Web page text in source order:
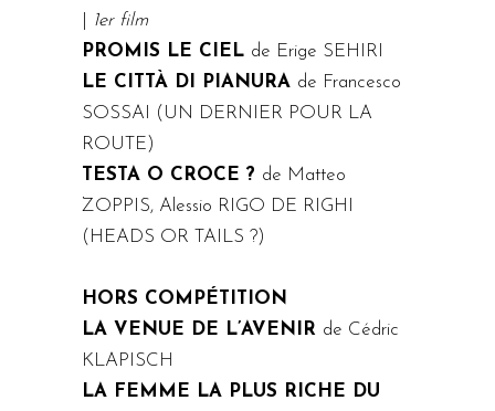
1er film
PROMIS LE CIEL de Erige SEHIRI
LE CITTÀ DI PIANURA de Francesco
SOSSAI (UN DERNIER POUR LA
ROUTE)
TESTA O CROCE ? de Matteo
ZOPPIS, Alessio RIGO DE RIGHI
(HEADS OR TAILS ?)
HORS COMPÉTITION
LA VENUE DE L’AVENIR de Cédric
KLAPISCH
LA FEMME LA PLUS RICHE DU